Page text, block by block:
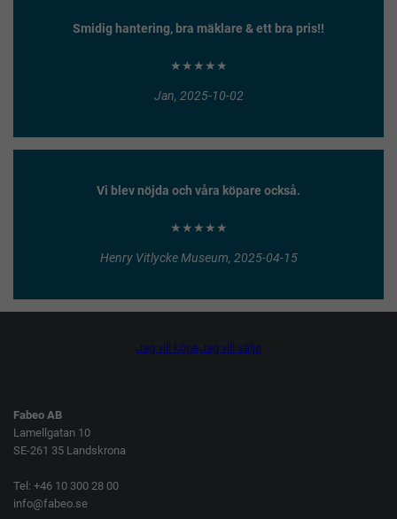
Smidig hantering, bra mäklare & ett bra pris!!
★★★★★
Jan, 2025-10-02
Vi blev nöjda och våra köpare också.
★★★★★
Henry Vitlycke Museum, 2025-04-15
Jag vill köpa Jag vill sälja
Fabeo AB
Lamellgatan 10
SE-261 35 Landskrona
Tel: +46 10 300 28 00
info@fabeo.se